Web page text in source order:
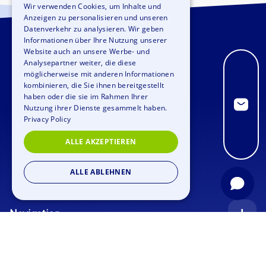
Navigation
GERMAN
SPANISH
ITALIAN
DUTCH
Wir verwenden Cookies, um Inhalte und
Anzeigen zu personalisieren und unseren
Datenverkehr zu analysieren. Wir geben
Informationen über Ihre Nutzung unserer
Website auch an unsere Werbe- und
Analysepartner weiter, die diese
möglicherweise mit anderen Informationen
kombinieren, die Sie ihnen bereitgestellt
haben oder die sie im Rahmen Ihrer
Nutzung ihrer Dienste gesammelt haben.
Privacy Policy
ALLE AKZEPTIEREN
ALLE ABLEHNEN